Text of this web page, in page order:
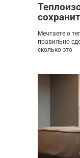
Мечтаете о
правильно
сколько это